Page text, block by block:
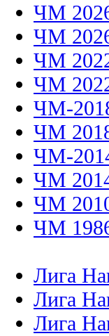
ЧМ
ЧМ
ЧМ
ЧМ
ЧМ-
ЧМ
ЧМ-
ЧМ
ЧМ
ЧМ
Лига
Лига
Лига